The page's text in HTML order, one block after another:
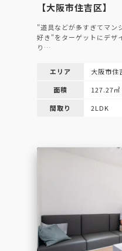
【大阪市住吉区】
"道具などが多すぎてマン
好き"をターゲットにデザ
り…
エリア
大阪市住
面積
127.27㎡
間取り
2LDK